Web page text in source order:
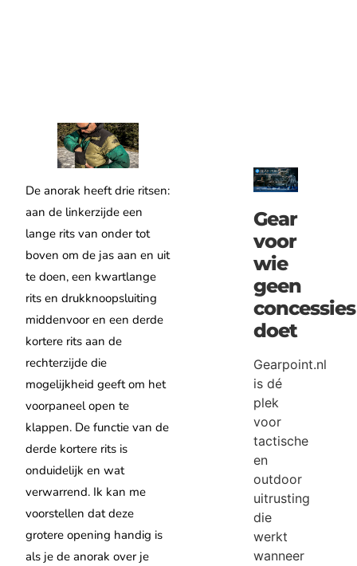
De anorak heeft drie ritsen:
aan de linkerzijde een
lange rits van onder tot
boven om de jas aan en uit
te doen, een kwartlange
rits en drukknoopsluiting
middenvoor en een derde
kortere rits aan de
rechterzijde die
mogelijkheid geeft om het
voorpaneel open te
klappen. De functie van de
derde kortere rits is
onduidelijk en wat
verwarrend. Ik kan me
voorstellen dat deze
grotere opening handig is
als je de anorak over je
Gear
voor
wie
geen
concessies
doet
Gearpoint.nl
is dé
plek
voor
tactische
en
outdoor
uitrusting
die
werkt
wanneer